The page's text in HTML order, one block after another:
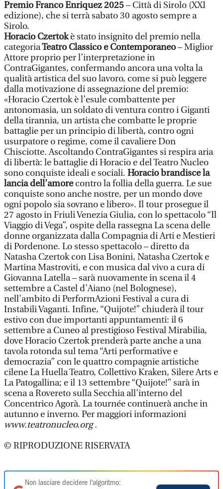
Premio Franco Enriquez 2025– Città di Sirolo (XXI
edizione), che si terrà sabato 30 agosto sempre a
Sirolo.
Horacio Czertokè stato insignito del premio nella
categoriaTeatro Classico e Contemporaneo– Miglior
Attore proprio per l’interpretazione in
ContraGigantes, confermando ancora una volta la
qualità artistica del suo lavoro, come si può leggere
dalla motivazione di assegnazione del premio:
«Horacio Czertok è l’esule combattente per
antonomasia, un soldato di ventura contro i Giganti
della tirannia, un artista che combatte le proprie
battaglie per un principio di libertà, contro ogni
usurpatore o regime, come il cavaliere Don
Chisciotte. Ascoltando ContraGigantes si respira aria
di libertà: le battaglie di Horacio e del Teatro Nucleo
sono conquiste ideali e sociali. Horacio brandisce la
lancia dell’amorecontro la follia della guerra. Le sue
conquiste sono anche nostre, per un mondo dove
ogni popolo sia sovrano e libero». Il tour prosegue il
27 agosto in Friuli Venezia Giulia, con lo spettacolo “Il
Viaggio di Vega”, ospite della rassegna La scena delle
donne organizzata dalla Compagnia di Arti e Mestieri
di Pordenone. Lo stesso spettacolo – diretto da
Natasha Czertok con Lisa Bonini, Natasha Czertok e
Martina Mastroviti, e con musica dal vivo a cura di
Giovanna Latella – sarà nuovamente in scena il 4
settembre a Castel d’Aiano (nel Bolognese),
nell’ambito di PerformAzioni Festival a cura di
Instabili Vaganti. Infine, “Quijote!” chiuderà il tour
estivo con due importanti appuntamenti: il 6
settembre a Cuneo al prestigioso Festival Mirabilia,
dove Horacio Czertok prenderà parte anche a una
tavola rotonda sul tema “Arti performative e
democrazia” con le quattro compagnie artistiche
cilene La Huella Teatro, Collettivo Kraken, Silere Arts e
La Patogallina; e il 13 settembre “Quijote!” sarà in
scena a Rovereto sulla Secchia all’interno del
Concentrico Agorà. La tournée continuerà anche in
autunno e inverno. Per maggiori informazioni
www.teatronucleo.org .
© RIPRODUZIONE RISERVATA
Non lasciare decidere l'algoritmo: